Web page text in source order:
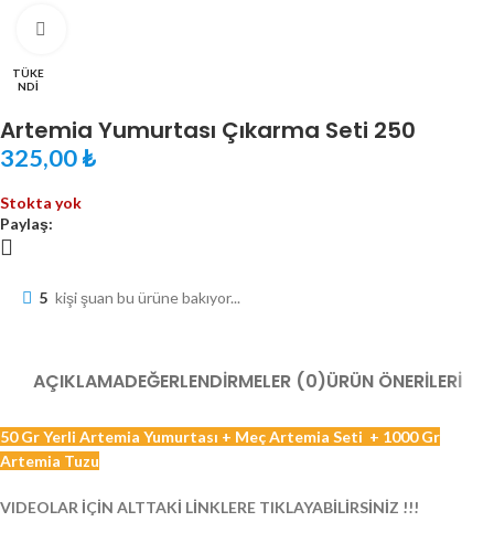
TÜKE
NDI
Artemia Yumurtası Çıkarma Seti 250
₺
Stokta yok
Paylaş:
5 kişi şuan bu ürüne bakıyor...
AÇIKLAMADEĞERLENDIRMELER (0)ÜRÜN ÖNERILERI
50 Gr Yerli Artemia Yumurtası + Meç Artemia Seti + 1000 Gr
Artemia Tuzu
VIDEOLAR İÇİN ALTTAKİ LİNKLERE TIKLAYABİLİRSİNİZ !!!